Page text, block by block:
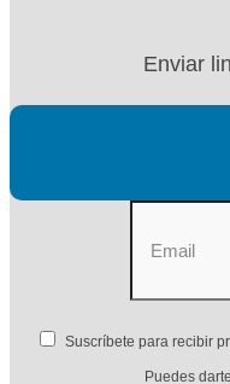
Enviar
Suscríbete para recibir
Puedes